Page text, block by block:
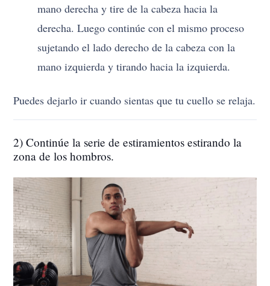
mano derecha y tire de la cabeza hacia la
derecha. Luego continúe con el mismo proceso
sujetando el lado derecho de la cabeza con la
mano izquierda y tirando hacia la izquierda.
Puedes dejarlo ir cuando sientas que tu cuello se relaja.
2) Continúe la serie de estiramientos estirando la
zona de los hombros.